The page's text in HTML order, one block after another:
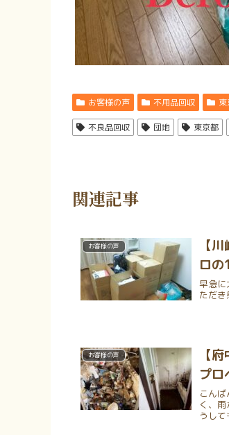
お客様の声 不用品回収
不良品回収 団地 東京都
関連記事
お客様の声
【
ロの
早急に
ただき
お客様の声
【
プロ
こん
く、
うし